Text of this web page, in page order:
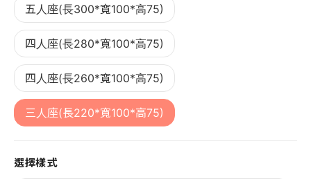
五人座(長300*寬100*高75)
四人座(長280*寬100*高75)
四人座(長260*寬100*高75)
三人座(長220*寬100*高75)
選擇樣式